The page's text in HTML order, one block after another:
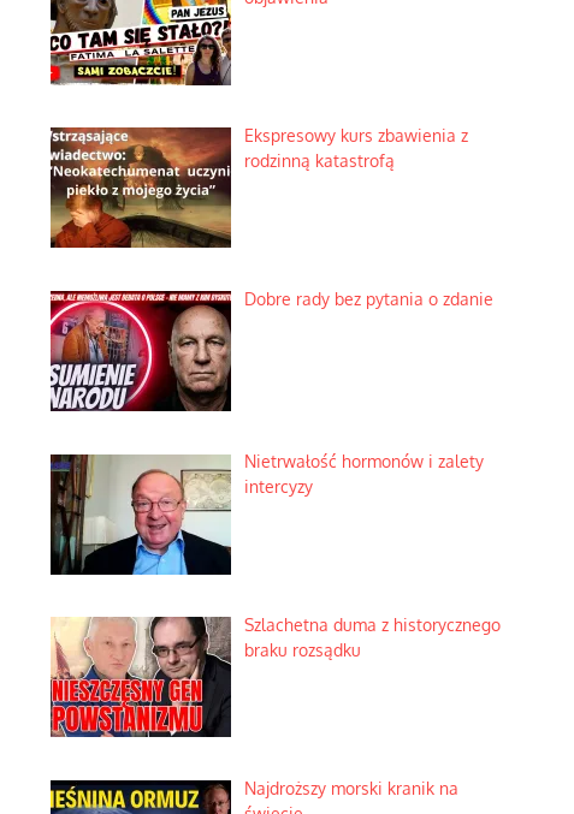
Ekspresowy kurs zbawienia z
rodzinną katastrofą
Dobre rady bez pytania o zdanie
Nietrwałość hormonów i zalety
intercyzy
Szlachetna duma z historycznego
braku rozsądku
Najdroższy morski kranik na